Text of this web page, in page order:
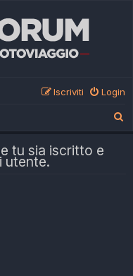
Login
Iscriviti
tu sia iscritto e
utente.